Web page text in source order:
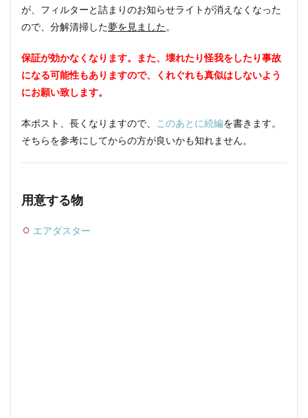
が、フィルターと詰まりのお知らせライトが消えなくなった
ので、分解清掃した夢を見ました。
保証が効かなくなります。また、壊れたり怪我をしたり事故
になる可能性もありますので、くれぐれも真似はしないよう
にお願い致します。
本ポスト、長くなりますので、 このあとに続編を書きます。
そちらを参考にしてからの方が良いかも知れません。
用意する物
エアダスター